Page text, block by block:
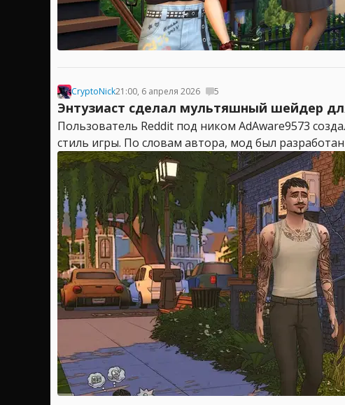
CryptoNick21:00, 6 апреля 2026 5
Энтузиаст сделал мультяшный шейдер
Пользователь Reddit под ником AdAware9573
стиль игры. По словам автора, мод был